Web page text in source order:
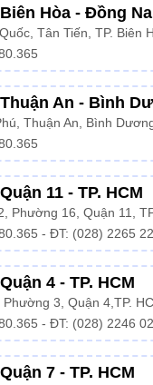
Hòa - Đồng
Tân Tiến, TP. Biên
An - Bình
Thuận An, Bình
11 - TP. HCM
Phường 16, Quận 11,
- ĐT: (028) 2265
4 - TP. HCM
3, Quận 4,TP.
- ĐT: (028) 2246
7 - TP. HCM